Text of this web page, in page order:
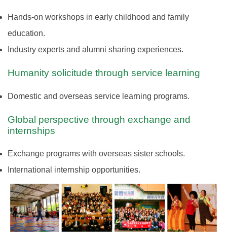
Hands-on workshops in early childhood and family
education.
Industry experts and alumni sharing experiences.
Humanity solicitude through service learning
Domestic and overseas service learning programs.
Global perspective through exchange and
internships
Exchange programs with overseas sister schools.
International internship opportunities.